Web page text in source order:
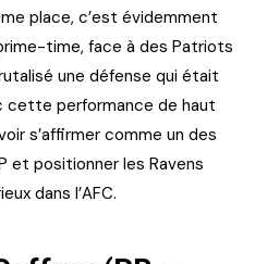
place, c’est évidemment
time, face à des Patriots
une défense qui était
cette performance de haut
s’affirmer comme un des
et positionner les Ravens
dans l’AFC.